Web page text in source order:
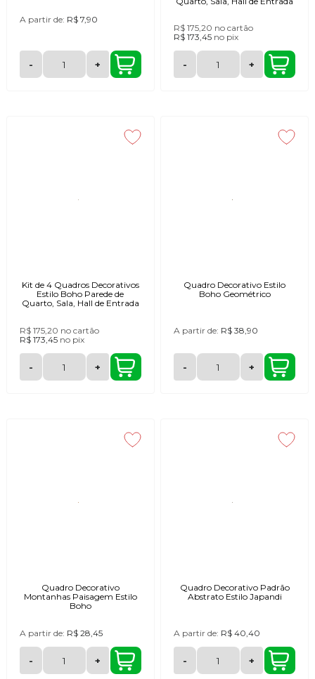
A partir de: R$ 7,90
- +
R$ 175,20 no cartão
R$ 173,45 no pix
- +
Kit de 4 Quadros Decorativos
Estilo Boho Parede de
Quarto, Sala, Hall de Entrada
R$ 175,20 no cartão
R$ 173,45 no pix
- +
Quadro Decorativo Estilo
Boho Geométrico
A partir de: R$ 38,90
- +
Quadro Decorativo
Montanhas Paisagem Estilo
Boho
A partir de: R$ 28,45
- +
Quadro Decorativo Padrão
Abstrato Estilo Japandi
A partir de: R$ 40,40
- +